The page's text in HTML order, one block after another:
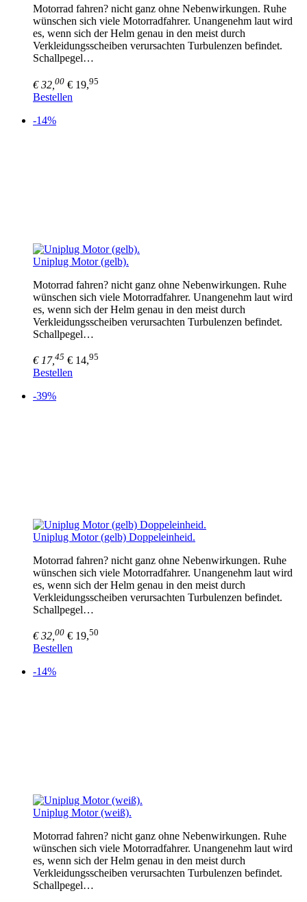
Motorrad fahren? nicht ganz ohne Nebenwirkungen. Ruhe
wünschen sich viele Motorradfahrer. Unangenehm laut wird
es, wenn sich der Helm genau in den meist durch
Verkleidungsscheiben verursachten Turbulenzen befindet.
Schallpegel…
€ 32, 00 € 19,95
Bestellen
-14%
Uniplug Motor (gelb).
Motorrad fahren? nicht ganz ohne Nebenwirkungen. Ruhe
wünschen sich viele Motorradfahrer. Unangenehm laut wird
es, wenn sich der Helm genau in den meist durch
Verkleidungsscheiben verursachten Turbulenzen befindet.
Schallpegel…
€ 17, 45 € 14,95
Bestellen
-39%
Uniplug Motor (gelb) Doppeleinheid.
Motorrad fahren? nicht ganz ohne Nebenwirkungen. Ruhe
wünschen sich viele Motorradfahrer. Unangenehm laut wird
es, wenn sich der Helm genau in den meist durch
Verkleidungsscheiben verursachten Turbulenzen befindet.
Schallpegel…
€ 32, 00 € 19,50
Bestellen
-14%
Uniplug Motor (weiß).
Motorrad fahren? nicht ganz ohne Nebenwirkungen. Ruhe
wünschen sich viele Motorradfahrer. Unangenehm laut wird
es, wenn sich der Helm genau in den meist durch
Verkleidungsscheiben verursachten Turbulenzen befindet.
Schallpegel…